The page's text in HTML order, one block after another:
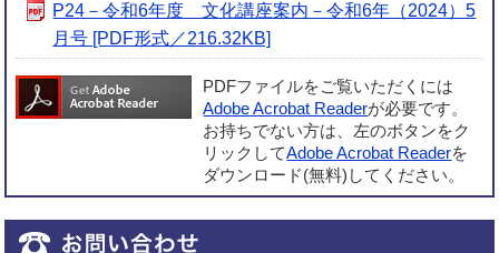
P24－令和6年度 文化講座案内－令和6年（2024）5
月号 [PDF形式／216.32KB]
PDFファイルをご覧いただくには
Adobe Acrobat Readerが必要です。
お持ちでない方は、左のボタンをク
リックしてAdobe Acrobat Readerを
ダウンロード(無料)してください。